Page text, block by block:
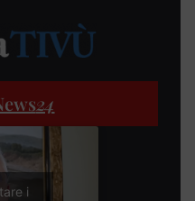
24
i